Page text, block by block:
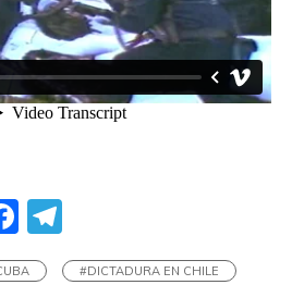
Facebook
#DICTADURA EN CHILE